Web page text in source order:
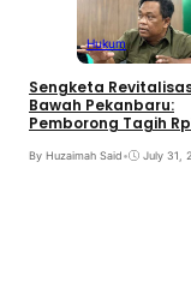
Hukum
Sengketa
Bawah Pekanbaru:
Pemborong Tagih
By Huzaimah Said• July 31,